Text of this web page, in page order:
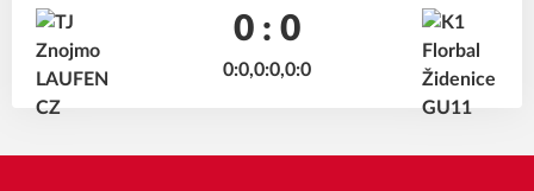
0 : 0
0:0,0:0,0:0